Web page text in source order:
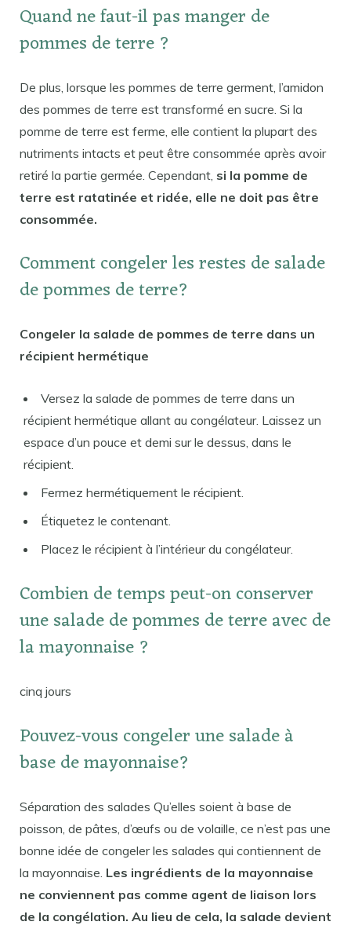
Quand ne faut-il pas manger de
pommes de terre ?
De plus, lorsque les pommes de terre germent, l’amidon
des pommes de terre est transformé en sucre. Si la
pomme de terre est ferme, elle contient la plupart des
nutriments intacts et peut être consommée après avoir
retiré la partie germée. Cependant, si la pomme de
terre est ratatinée et ridée, elle ne doit pas être
consommée.
Comment congeler les restes de salade
de pommes de terre?
Congeler la salade de pommes de terre dans un
récipient hermétique
Versez la salade de pommes de terre dans un
récipient hermétique allant au congélateur. Laissez un
espace d’un pouce et demi sur le dessus, dans le
récipient.
Fermez hermétiquement le récipient.
Étiquetez le contenant.
Placez le récipient à l’intérieur du congélateur.
Combien de temps peut-on conserver
une salade de pommes de terre avec de
la mayonnaise ?
cinq jours
Pouvez-vous congeler une salade à
base de mayonnaise?
Séparation des salades Qu’elles soient à base de
poisson, de pâtes, d’œufs ou de volaille, ce n’est pas une
bonne idée de congeler les salades qui contiennent de
la mayonnaise. Les ingrédients de la mayonnaise
ne conviennent pas comme agent de liaison lors
de la congélation. Au lieu de cela, la salade devient